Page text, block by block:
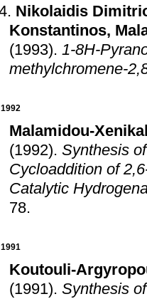
Nikolaidis
Konstantinos,
(1993). 1-8H-
methylchromene-
1992
Malamidou-
(1992). Synthesis
Cycloaddition of
Catalytic
78.
1991
Koutouli-
(1991). Synthesis